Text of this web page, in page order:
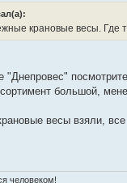
крановые весы. Где
"Днепровес"
большой,
весы взяли,
человеком!